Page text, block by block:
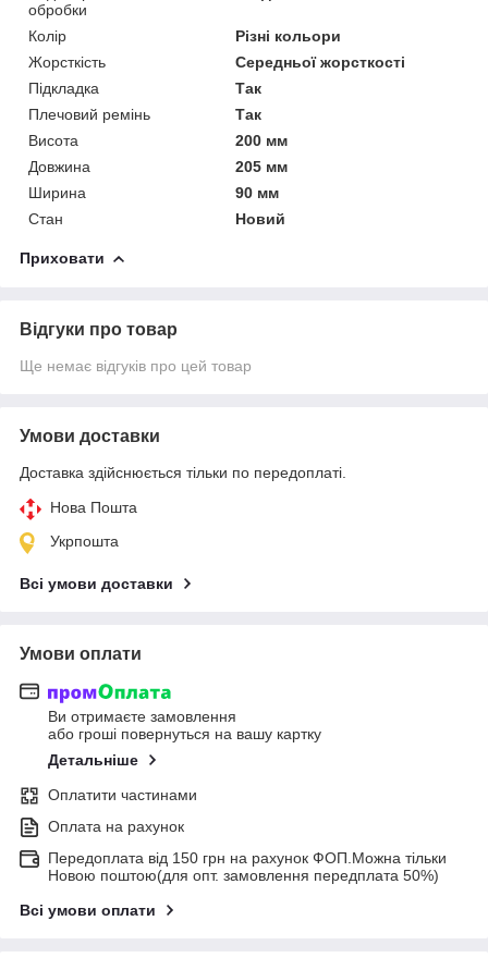
обробки
Колір
Різні кольори
Жорсткість
Середньої жорсткості
Підкладка
Так
Плечовий ремінь
Так
Висота
200 мм
Довжина
205 мм
Ширина
90 мм
Стан
Новий
Приховати
Відгуки про товар
Ще немає відгуків про цей товар
Умови доставки
Доставка здійснюється тільки по передоплаті.
Нова Пошта
Укрпошта
Всі умови доставки
Умови оплати
Ви отримаєте замовлення
або гроші повернуться на вашу картку
Детальніше
Оплатити частинами
Оплата на рахунок
Передоплата від 150 грн на рахунок ФОП.Можна тільки
Новою поштою(для опт. замовлення передплата 50%)
Всі умови оплати